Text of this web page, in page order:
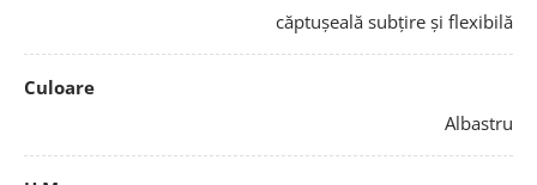
căptușeală subțire și flexibilă
Culoare
Albastru